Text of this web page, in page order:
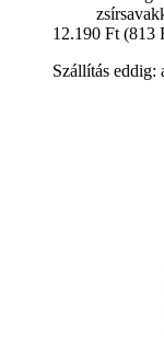
12.190 Ft (813
Szállítás eddig: